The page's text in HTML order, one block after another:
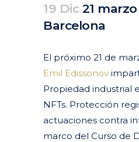
19 Dic21 marzo
Barcelona
El próximo 21 de
Emil Edissonov
Propiedad industrial
NFTs. Protección
actuaciones contra
marco del Curso de